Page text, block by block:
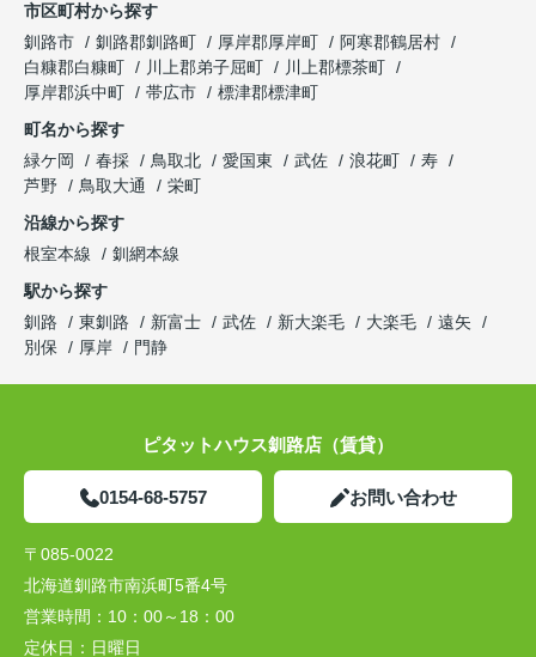
市区町村から探す
釧路市
釧路郡釧路町 厚岸郡厚岸町
阿寒郡鶴居村
白糠郡白糠町
川上郡弟子屈町
川上郡標茶町
厚岸郡浜中町
帯広市
標津郡標津町
町名から探す
緑ケ岡
春採 鳥取北 愛国東 武佐 浪花町
寿
芦野
鳥取大通
栄町
沿線から探す
根室本線
釧網本線
駅から探す
釧路
東釧路 新富士 武佐 新大楽毛 大楽毛
遠矢
別保
厚岸 門静
ピタットハウス釧路店（賃貸）
0154-68-5757 お問い合わせ
〒085-0022
北海道釧路市南浜町5番4号
営業時間： 10：00～18：00
定休日： 日曜日